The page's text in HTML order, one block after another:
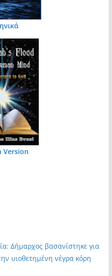
Version
Δήμαρχος βασανίστηκε για
υιοθετημένη νέγρα κόρη